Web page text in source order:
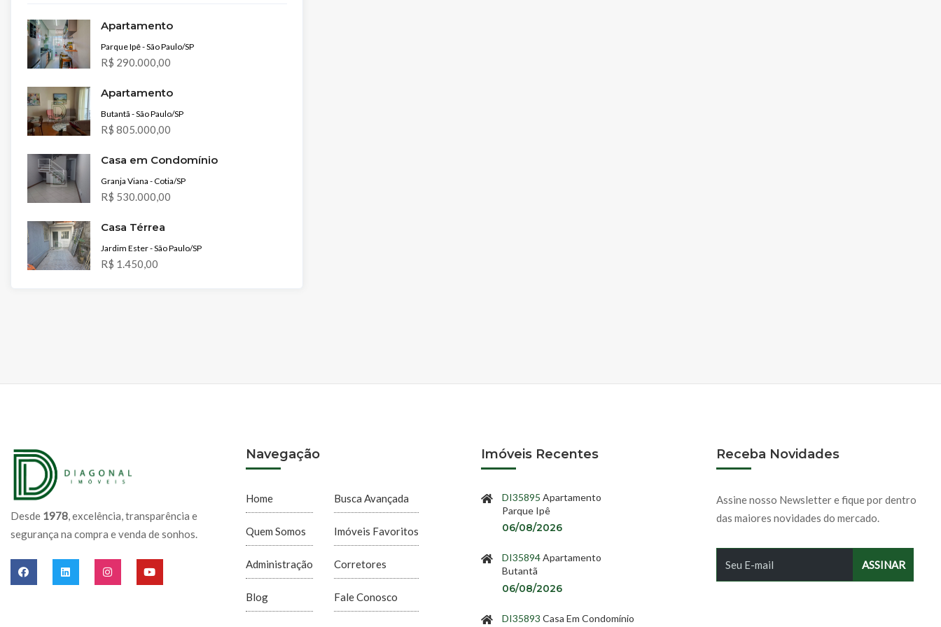
Apartamento
Parque Ipê - São Paulo/SP
R$ 290.000,00
Apartamento
Butantã - São Paulo/SP
R$ 805.000,00
Casa em Condomínio
Granja Viana - Cotia/SP
R$ 530.000,00
Casa Térrea
Jardim Ester - São Paulo/SP
R$ 1.450,00
Desde 1978, excelência, transparência e
segurança na compra e venda de sonhos.
Navegação
Home
Quem Somos
Administração
Blog
Busca Avançada
Imóveis Favoritos
Corretores
Fale Conosco
Imóveis Recentes
DI35895 Apartamento
Parque Ipê
06/08/2026
DI35894Apartamento
Butantã
06/08/2026
DI35893 Casa Em Condomínio
Receba Novidades
Assine nosso Newsletter e fique por dentro
das maiores novidades do mercado.